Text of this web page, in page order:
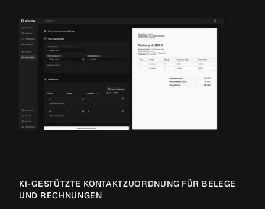
KI-GESTÜTZTE KONTAKTZUORDNUNG FÜR BELEGE
UND RECHNUNGEN